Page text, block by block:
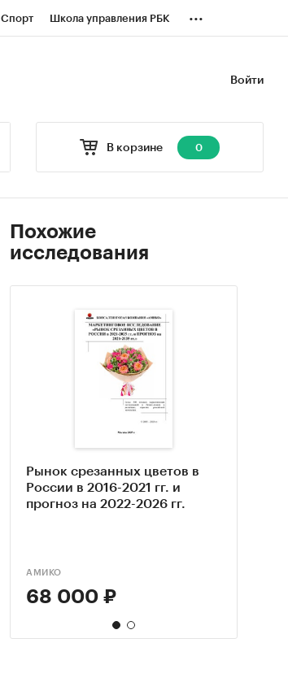
Спорт Школа управления РБК ...
Войти
В корзине 0
Похожие
исследования
Рынок срезанных цветов в
России в 2016-2021 гг. и
прогноз на 2022-2026 гг.
АМИКО
68 000 ₽